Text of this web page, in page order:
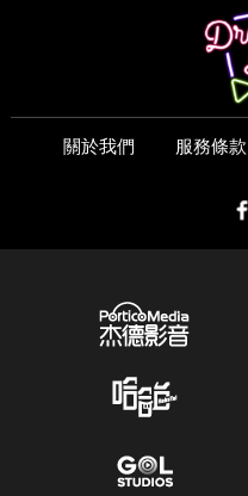
關於我們 服務條款